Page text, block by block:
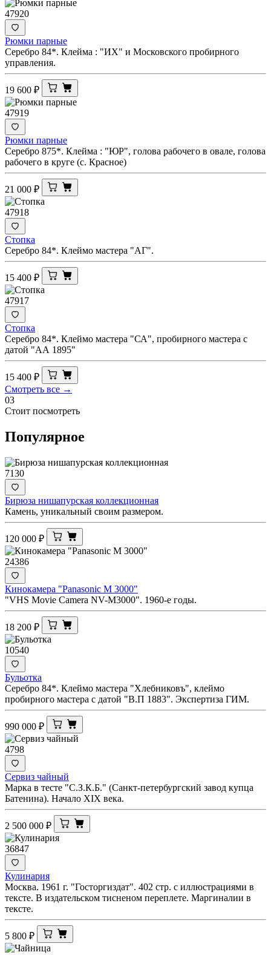
47920
Рюмки парные
Серебро 84*. Клейма : "ИХ" и Московского пробирного
управления.
19 600 ₽
47919
Рюмки парные
Серебро 875*. Клейма : "ЮР", голова рабочего в овале, голова
рабочего в круге (с. Красное)
21 000 ₽
47918
Стопка
Серебро 84*. Клеймо мастера "АГ".
15 400 ₽
47917
Стопка
Серебро 84*. Клеймо мастера "СА", пробирного мастера с
датой "АА 1895"
15 400 ₽
Смотреть все →
03
Стоит посмотреть
Популярное
7130
Бирюза нишапурская коллекционная
Камень, уникальный своим размером.
120 000 ₽
24386
Кинокамера "Panasonic M 3000"
"VHS Movie Camera NV-M3000". 1960-е годы.
18 200 ₽
10540
Бульотка
Серебро 84*. Клеймо мастера "Хлебниковъ", клеймо
пробирного мастера с датой "В.П 1883". Экспертиза ГИМ.
990 000 ₽
4798
Сервиз чайный
Марка в тесте "С.З.К.Б." (Санкт-петербургский завод купца
Батенина). Начало XIX века.
2 500 000 ₽
36847
Кулинария
Москва. 1961 г. "Госторгиздат". 402 стр. с иллюстрациями в
тексте. В издательском тисненом переплете. Маргиналии в
тексте.
5 800 ₽